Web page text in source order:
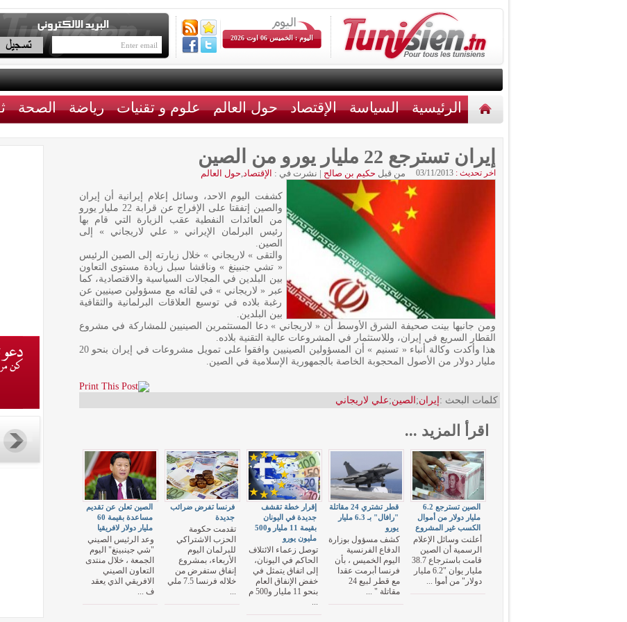
اليوم : الخميس 06 اوت 2026
الرئيسية السياسة الإقتصاد حول العالم علوم و تقنيات رياضة الصحة
إيران تسترجع 22 مليار يورو من الصين
اخر تحديث : 03/11/2013 من قبل حكيم بن صالح | نشرت في : الإقتصاد,حول العالم
كشفت اليوم الاحد، وسائل إعلام إيرانية أن إيران
والصين إتفقتا على الإفراج عن قرابة 22 مليار يورو
من العائدات النفطية عقب الزيارة التي قام بها
رئيس البرلمان الإيراني « علي لاريجاني » إلى
الصين.
والتقى » لاريجاني » خلال زيارته إلى الصين الرئيس
« تشي جنبينغ » وناقشا سبل زيادة مستوى التعاون
بين البلدين في المجالات السياسية والاقتصادية، كما
عبر « لاريجاني » في لقائه مع مسؤولين صينيين عن
رغبة بلاده في توسيع العلاقات البرلمانية والثقافية
بين البلدين.
ومن جانبها بينت صحيفة الشرق الأوسط أن « لاريجاني » دعا المستثمرين الصينيين للمشاركة في مشروع
القطار السريع في إيران، وللاستثمار في المشروعات عالية التقنية بلاده.
هذا وأكدت وكالة أنباء « تسنيم » أن المسؤولين الصينيين وافقوا على تمويل مشروعات في إيران بنحو 20
مليار دولار من الأصول المحجوبة الخاصة بالجمهورية الإسلامية في الصين.
كلمات البحث : إيران; الصين;علي لاريجاني
اقرأ المزيد ...
الصين تعلن عن تقديم
مساعدة بقيمة 60
مليار دولار لافريقيا
وعد الرئيس الصيني
"شي جينبينغ" اليوم
الجمعة ، خلال منتدى
التعاون الصيني
الافريقي الذي يعقد
ف ...
فرنسا تفرض ضرائب
جديدة
تقدمت حكومة
الحزب الاشتراكي
للبرلمان اليوم
الأربعاء، بمشروع
إنفاق ستفرض من
خلاله فرنسا 7.5 ملي
...
إقرار خطة تقشف
جديدة في اليونان
بقيمة 11 مليار و500
مليون يورو
توصل زعماء الائتلاف
الحاكم في اليونان،
إلى اتفاق يتمثل في
خفض الإنفاق العام
بنحو 11 مليار و500 م
...
قطر تشتري 24 مقاتلة
"رافال" بـ 6.3 مليار
يورو
كشف مسؤول بوزارة
الدفاع الفرنسية
اليوم الخميس ، بأن
فرنسا أبرمت عقدا
مع قطر لبيع 24
مقاتلة " ...
الصين تسترجع 6.2
مليار دولار من أموال
الكسب غير المشروع
أعلنت وسائل الإعلام
الرسمية أن الصين
قامت باسترجاع 38.7
مليار يوان "6.2 مليار
دولار" من أموا ...